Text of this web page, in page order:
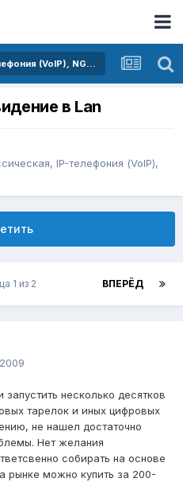
Телефония: классическая, IP-телефония (VoIP), NGN сети
в Lan
IP-телефония (VoIP),
ВПЕРЁД
1 из 2
несколько десятков
тарелок и иных цифровых
не нашел достаточно
Нет желания
собирать на основе
рынке можно купить за 200-